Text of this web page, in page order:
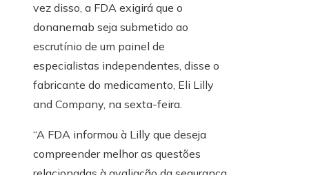
vez disso, a FDA exigirá que o
donanemab seja submetido ao
escrutínio de um painel de
especialistas independentes, disse o
fabricante do medicamento, Eli Lilly
and Company, na sexta-feira.
“A FDA informou à Lilly que deseja
compreender melhor as questões